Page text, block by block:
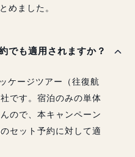
めました。
でも適用されますか？ expand_more
ケージツアー（往復航
です。宿泊のみの単体
ので、本キャンペーン
セット予約に対して適